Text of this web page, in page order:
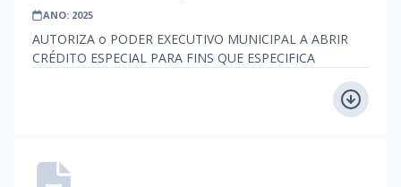
ANO: 2025
AUTORIZA o PODER EXECUTIVO MUNICIPAL A ABRIR
CRÉDITO ESPECIAL PARA FINS QUE ESPECIFICA